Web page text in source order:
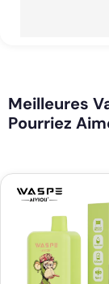
Meilleures
Pourriez